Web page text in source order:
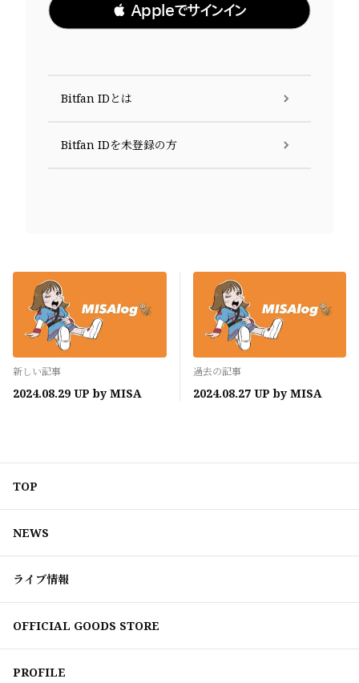
 Appleでサインイン
Bitfan IDとは
Bitfan IDを未登録の方
新しい記事
2024.08.29 UP by MISA
過去の記事
2024.08.27 UP by MISA
TOP
NEWS
ライブ情報
OFFICIAL GOODS STORE
PROFILE